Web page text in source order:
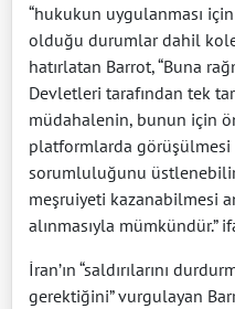
“hukukun uygulanması
olduğu durumlar dahil
hatırlatan Barrot, “Buna
Devletleri tarafından tek
müdahalenin, bunun için
platformlarda görüşülmesi
sorumluluğunu
meşruiyeti kazanabilmesi
alınmasıyla mümkündür.”
İran’ın “saldırılarını
gerektiğini” vurgulayan